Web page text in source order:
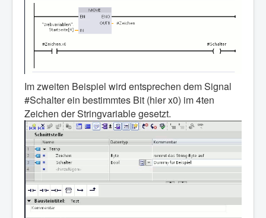
Im zweiten Beispiel wird entsprechen dem Signal
#Schalter ein bestimmtes Bit (hier x0) im 4ten
Zeichen der Stringvariable gesetzt.